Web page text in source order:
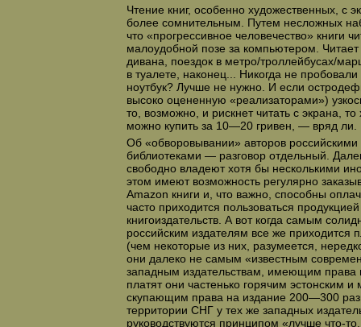
Чтение книг, особенно художественных, с
более сомнительным. Путем несложных
что «прогрессивное человечество» книги
малоудобной позе за компьютером.
дивана, поездок в метро/троллейбусах/
в туалете, наконец... Никогда не пробовали
ноутбук? Лучше не нужно. И если
высоко оцененную «реализаторами»)
то, возможно, и рискнет читать с экрана,
можно купить за 10—20 гривен, — вряд ли.
Об «обворовывании» авторов
библиотеками — разговор отдельный.
свободно владеют хотя бы несколькими
этом имеют возможность регулярно
Amazon книги и, что важно, способны
часто приходится пользоваться
книгоиздательств. А вот когда самым
российским издателям все же приходится
(чем некоторые из них, разумеется,
они далеко не самым «известным
западным издательствам, имеющим права
платят они частенько горячим эстонским
скупающим права на издание 200—300
территории СНГ у тех же западных
руководствуются принципом «лучше что-